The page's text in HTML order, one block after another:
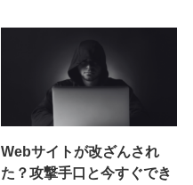
Webサイトが改ざんされ
た？攻撃手口と今すぐでき